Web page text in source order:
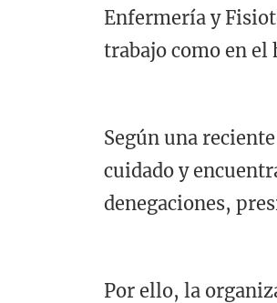
Enfermería y
trabajo como en el
Según una
cuidado y
denegaciones,
Por ello, la